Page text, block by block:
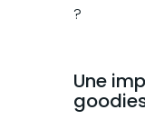
?
Une